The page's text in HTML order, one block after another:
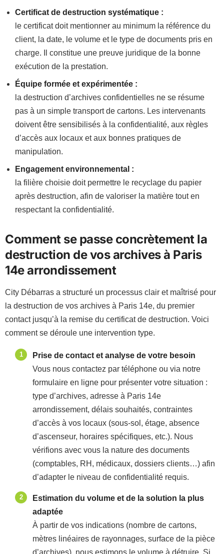
Certificat de destruction systématique :
le certificat doit mentionner au minimum la référence du
client, la date, le volume et le type de documents pris en
charge. Il constitue une preuve juridique de la bonne
exécution de la prestation.
Équipe formée et expérimentée :
la destruction d’archives confidentielles ne se résume
pas à un simple transport de cartons. Les intervenants
doivent être sensibilisés à la confidentialité, aux règles
d’accès aux locaux et aux bonnes pratiques de
manipulation.
Engagement environnemental :
la filière choisie doit permettre le recyclage du papier
après destruction, afin de valoriser la matière tout en
respectant la confidentialité.
Comment se passe concrètement la
destruction de vos archives à Paris
14e arrondissement
City Débarras a structuré un processus clair et maîtrisé pour
la destruction de vos archives à Paris 14e, du premier
contact jusqu’à la remise du certificat de destruction. Voici
comment se déroule une intervention type.
Prise de contact et analyse de votre besoin
Vous nous contactez par téléphone ou via notre
formulaire en ligne pour présenter votre situation :
type d’archives, adresse à Paris 14e
arrondissement, délais souhaités, contraintes
d’accès à vos locaux (sous-sol, étage, absence
d’ascenseur, horaires spécifiques, etc.). Nous
vérifions avec vous la nature des documents
(comptables, RH, médicaux, dossiers clients…) afin
d’adapter le niveau de confidentialité requis.
Estimation du volume et de la solution la plus
adaptée
À partir de vos indications (nombre de cartons,
mètres linéaires de rayonnages, surface de la pièce